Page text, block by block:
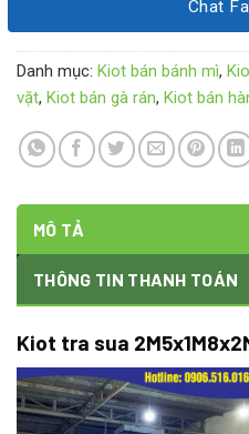
Chat
Danh mục: Kiot bán bánh mì,
vặt, Kiot bán gà rán, Kiot bán
MÔ TẢ
THÔNG TIN THANH TOÁN
Kiot tra sua